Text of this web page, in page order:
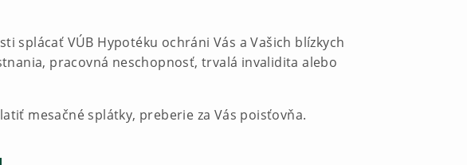
splácať VÚB Hypotéku ochráni Vás a Vašich blízkych
pracovná neschopnosť, trvalá invalidita alebo
mesačné splátky, preberie za Vás poisťovňa.